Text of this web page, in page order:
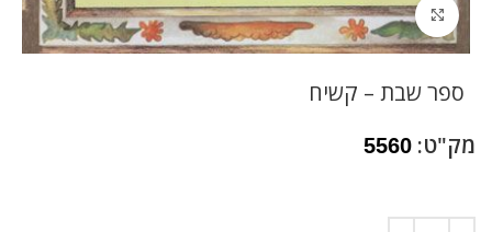
לחץ להגדלה
ספר שבת – קשיח
מק"ט: 5560